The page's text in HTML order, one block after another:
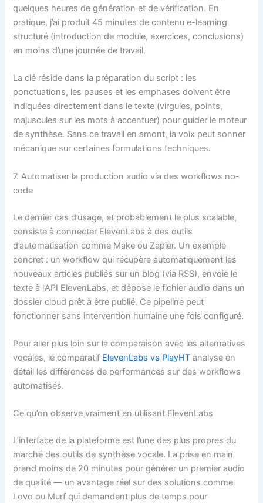
quelques heures de génération et de vérification. En
pratique, j’ai produit 45 minutes de contenu e-learning
structuré (introduction de module, exercices, conclusions)
en moins d’une journée de travail.
La clé réside dans la préparation du script : les
ponctuations, les pauses et les emphases doivent être
indiquées directement dans le texte (virgules, points,
majuscules sur les mots à accentuer) pour guider le moteur
de synthèse. Sans ce travail en amont, la voix peut sonner
mécanique sur certaines formulations techniques.
7. Automatiser la production audio via des workflows no-
code
Le dernier cas d’usage, et probablement le plus scalable,
consiste à connecter ElevenLabs à des outils
d’automatisation comme Make ou Zapier. Un exemple
concret : un workflow qui récupère automatiquement les
nouveaux articles publiés sur un blog (via RSS), envoie le
texte à l’API ElevenLabs, et dépose le fichier audio dans un
dossier cloud prêt à être publié. Ce pipeline peut
fonctionner sans intervention humaine une fois configuré.
Pour aller plus loin sur la comparaison avec les alternatives
vocales, le comparatif ElevenLabs vs PlayHT analyse en
détail les différences de performances sur des workflows
automatisés.
Ce qu’on observe vraiment en utilisant ElevenLabs
L’interface de la plateforme est l’une des plus propres du
marché des outils de synthèse vocale. La prise en main
prend moins de 20 minutes pour générer un premier audio
de qualité — un avantage réel sur des solutions comme
Lovo ou Murf qui demandent plus de temps pour